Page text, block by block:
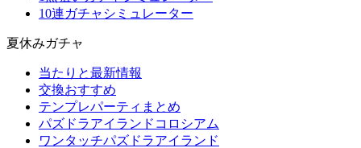
10連ガチャシミュレーター
夏休みガチャ
当たりと最新情報
交換おすすめ
テンプレパーティまとめ
パズドラアイランドコロシアム
ワンタッチパズドラアイランド